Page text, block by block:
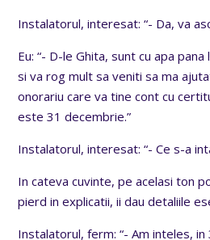
Instalatorul, interesat: “- Da, va
Eu: “- D-le Ghita, sunt cu apa
si va rog mult sa veniti sa ma
onorariu care va tine cont cu
este 31 decembrie.”
Instalatorul, interesat: “- Ce s-a
In cateva cuvinte, pe acelasi ton
pierd in explicatii, ii dau detaliile
Instalatorul, ferm: “- Am inteles,